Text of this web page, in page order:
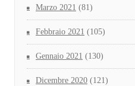
Marzo 2021 (81)
Febbraio 2021 (105)
Gennaio 2021 (130)
Dicembre 2020 (121)